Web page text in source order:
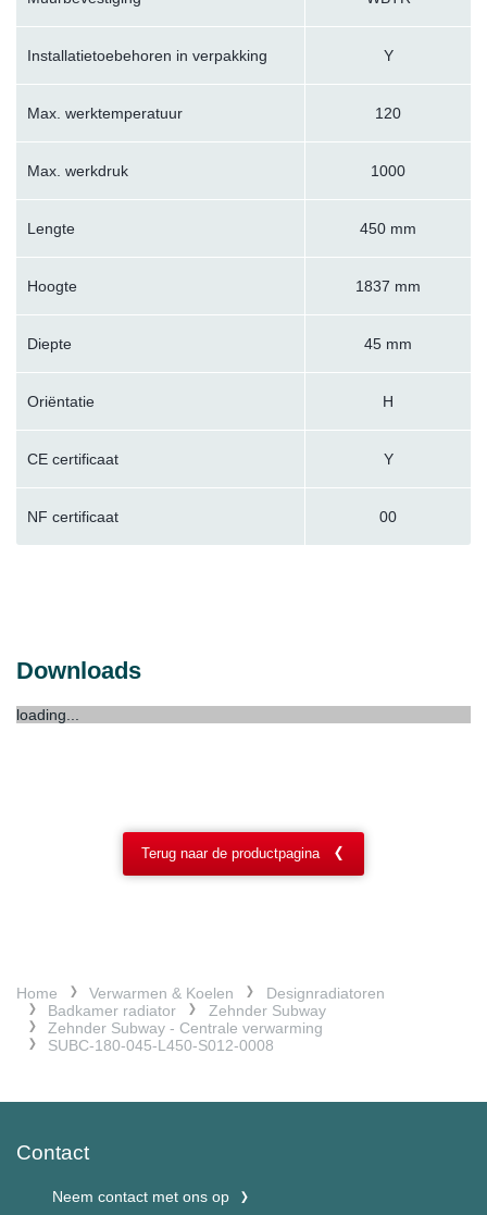
Installatietoebehoren in verpakking Y
Max. werktemperatuur 120
Max. werkdruk 1000
Lengte 450 mm
Hoogte 1837 mm
Diepte 45 mm
Oriëntatie H
CE certificaat Y
NF certificaat 00
Downloads
loading...
Terug naar de productpagina
Home Verwarmen & Koelen
Designradiatoren
Badkamer radiator
Zehnder Subway
Zehnder Subway - Centrale verwarming
SUBC-180-045-L450-S012-0008
Contact
Neem contact met ons op